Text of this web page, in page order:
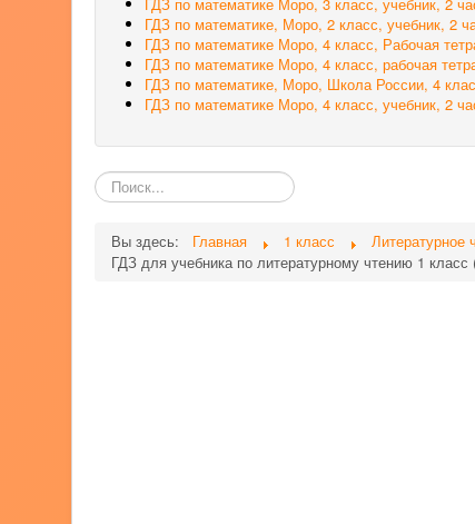
ГДЗ по математике Моро, 3 класс, учебник, 2
ГДЗ по математике, Моро, 2 класс, учебник, 2
ГДЗ по математике Моро, 4 класс, Рабочая
ГДЗ по математике Моро, 4 класс, рабочая
ГДЗ по математике, Моро, Школа России, 4
ГДЗ по математике Моро, 4 класс, учебник, 2
Поиск
по
Вы здесь:
Главная 1 класс
Литературное
ГДЗ для учебника по литературному чтению 1